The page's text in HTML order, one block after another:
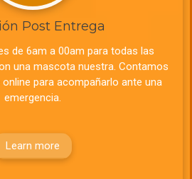
Post Entrega
de 6am a 00am para todas las
una mascota nuestra. Contamos
para acompañarlo ante una
emergencia.
Learn more